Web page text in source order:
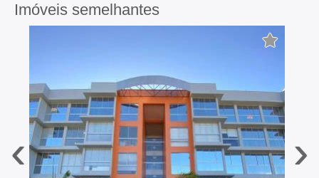
Imóveis semelhantes
‹ ›